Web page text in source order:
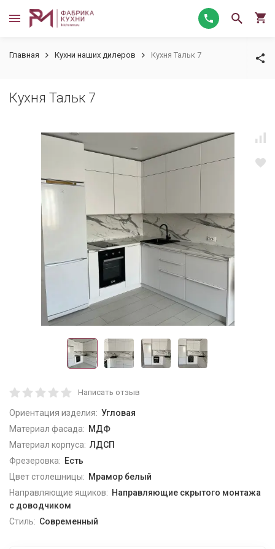
Главная Кухни наших дилеров Кухня Тальк 7
Кухня Тальк 7
Написать отзыв
Ориентация изделия: Угловая
Материал фасада: МДФ
Материал корпуса: ЛДСП
Фрезеровка: Есть
Цвет столешницы: Мрамор белый
Направляющие ящиков: Направляющие скрытого монтажа
с доводчиком
Стиль: Современный